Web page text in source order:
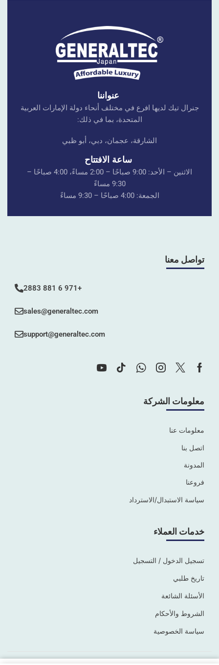
عنواننا
جنرال تيك لديها افرع في مختلف أنحاء دولة الإمارات العربية
المتحدة، بما في ذلك:
الشارقة، عجمان، دبي، أبو ظبي
ساعة الافتتاح
الاثنين – الأحد: 9:00 صباحًا – 2:00 مساءً، 4:00 صباحًا –
9:30 مساءً
الجمعة: 4:00 صباحًا – 9:30 مساءً
تواصل معنا
+971 6 881 2883
sales@generaltec.com
support@generaltec.com
معلومات الشركة
معلومات عنا
اتصل بنا
المدونة
فروعنا
سياسة الاستبدال/الاسترداد
خدمات العملاء
تسجيل الدخول / التسجيل
تاريخ طلبي
الأسئلة الشائعة
الشروط والأحكام
سياسة الخصوصية